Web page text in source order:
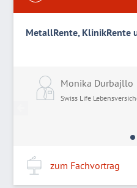
MetallRente, KlinikRente
Monika Durbajllo
Swiss Life
zum Fachvortrag